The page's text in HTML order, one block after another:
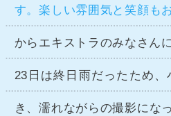
す。楽しい雰囲気と笑顔も
からエキストラのみなさん
23日は終日雨だったため
き、濡れながらの撮影にな